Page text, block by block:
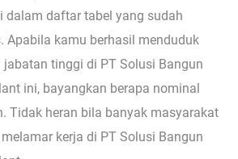
dalam daftar tabel yang sudah
Apabila kamu berhasil menduduk
tinggi di PT Solusi Bangun
ini, bayangkan berapa nominal
Tidak heran bila banyak masyarakat
kerja di PT Solusi Bangun